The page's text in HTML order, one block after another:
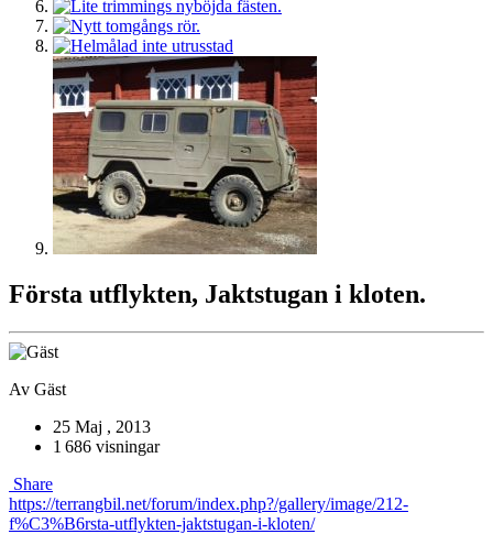
Första utflykten, Jaktstugan i kloten.
Av Gäst
25 Maj , 2013
1 686 visningar
Share
https://terrangbil.net/forum/index.php?/gallery/image/212-
f%C3%B6rsta-utflykten-jaktstugan-i-kloten/